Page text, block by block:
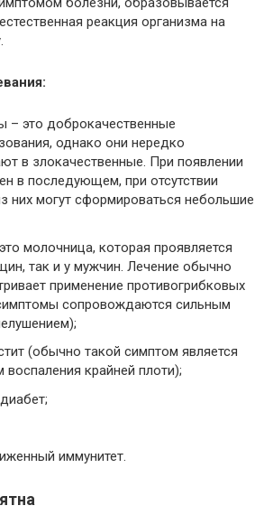
реакция организма на
– это доброкачественные
однако они нередко
в злокачественные. При появлении
в последующем, при отсутствии
них могут сформироваться небольшие
молочница, которая проявляется
так и у мужчин. Лечение обычно
применение противогрибковых
сопровождаются сильным
(обычно такой симптом является
воспаления крайней плоти);
иммунитет.